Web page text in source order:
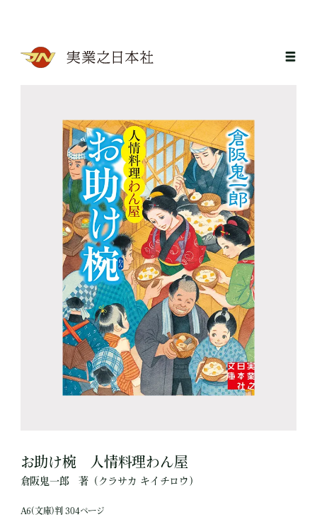
お助け椀 人情料理わん屋
倉阪鬼一郎 著 （クラサカ キイチロウ）
A6(文庫)判 304ページ